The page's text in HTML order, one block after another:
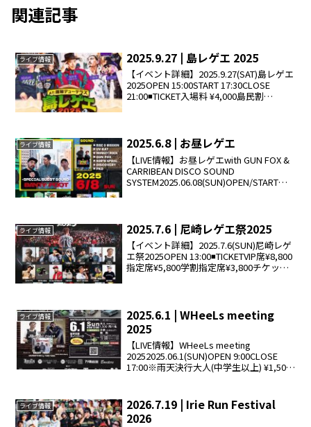
関連記事
ライブ情報 2025.9.27 | 島レゲエ 2025
【イベント詳細】2025.9.27(SAT)島レゲエ
2025OPEN 15:00START 17:30CLOSE
21:00◾️TICKET入場料 ¥4,000島民割
ライブ情報 2025.6.8 | お昼レゲエ
【LIVE情報】お昼レゲエwith GUN FOX &
CARRIBEAN DISCO SOUND
SYSTEM2025.06.08(SUN)OPEN/START
ライブ情報 2025.7.6 | 尼崎レゲエ祭2025
【イベント詳細】2025.7.6(SUN)尼崎レゲ
エ祭2025OPEN 13:00◾️TICKETVIP席¥8,800
指定席¥5,800学割指定席¥3,800チケット
ライブ情報
2025.6.1 | WHeeLs meeting
2025
【LIVE情報】WHeeLs meeting
20252025.06.1(SUN)OPEN 9:00CLOSE
17:00※雨天決行大人(中学生以上) ¥1,500
ライブ情報
2026.7.19 | Irie Run Festival
2026